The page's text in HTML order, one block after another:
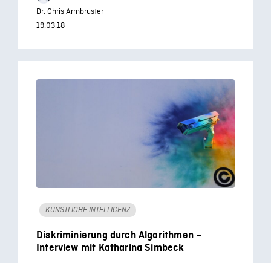
Dr. Chris Armbruster
19.03.18
KÜNSTLICHE INTELLIGENZ
Diskriminierung durch Algorithmen –
Interview mit Katharina Simbeck